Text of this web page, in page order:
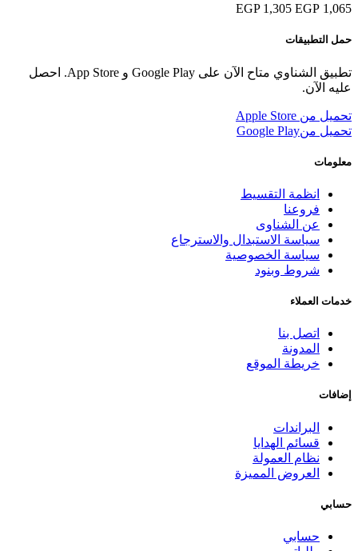
1,065 EGP
1,305 EGP
حمل التطبيقات
تطبيق الشناوي متاح الآن على Google Play و App Store. احصل
عليه الآن.
تحميل من Apple Store
تحميل منGoogle Play
معلومات
انظمة التقسيط
فروعنا
عن الشناوى
سياسة الاستبدال والاسترجاع
سياسة الخصوصية
شروط وبنود
خدمات العملاء
اتصل بنا
المدونة
خريطة الموقع
إضافات
البراندات
قسائم الهدايا
نظام العمولة
العروض المميزة
حسابي
حسابي